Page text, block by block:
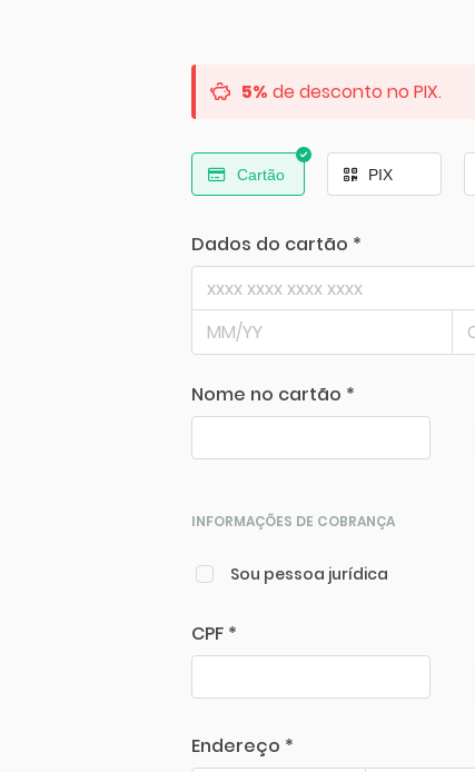
5% de desconto no PIX.
Cartão PIX
Dados do cartão *
Nome no cartão *
INFORMAÇÕES DE COBRANÇA
Sou pessoa jurídica
CPF *
Endereço *